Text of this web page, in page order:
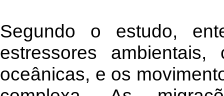
Segundo o estudo,
estressores
oceânicas, e os